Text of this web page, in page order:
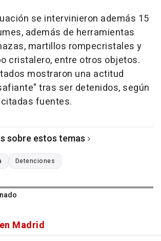
se intervinieron además 15
además de herramientas
martillos rompecristales y
cristalero, entre otros objetos.
mostraron una actitud
tras ser detenidos, según
fuentes.
sobre estos temas
Detenciones
Madrid